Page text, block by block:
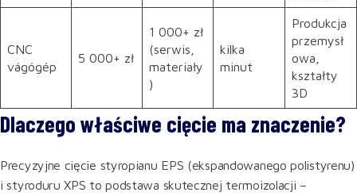
CNC
vágógép
5 000+ zł
1 000+ zł
(serwis,
materiały
)
kilka
minut
Produkcja
przemysł
owa,
kształty
3D
Dlaczego właściwe cięcie ma znaczenie?
Precyzyjne cięcie styropianu EPS (ekspandowanego polistyrenu)
i styroduru XPS to podstawa skutecznej termoizolacji –